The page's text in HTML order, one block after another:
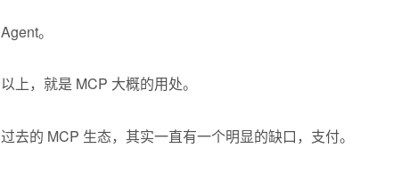
Agent。
以上，就是 MCP 大概的用处。
过去的 MCP 生态，其实一直有一个明显的缺口，支付。